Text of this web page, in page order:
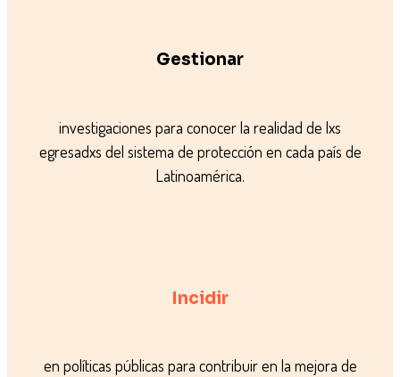
Gestionar
investigaciones para conocer la realidad de lxs
egresadxs del sistema de protección en cada país de
Latinoamérica.
Incidir
en políticas públicas para contribuir en la mejora de